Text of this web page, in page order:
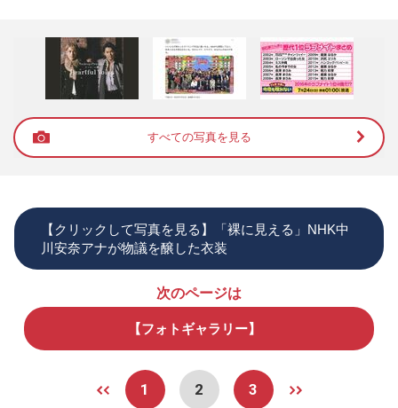
すべての写真を見る
【クリックして写真を見る】「裸に見える」NHK中
川安奈アナが物議を醸した衣装
次のページは
【フォトギャラリー】
1 2 3